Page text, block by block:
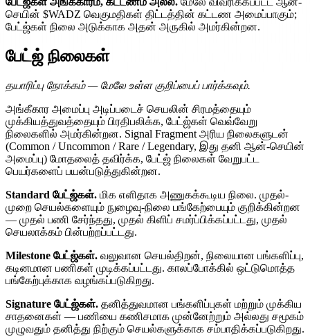
செயின் $WADZ வெகுமதிகள் திட்டத்தின் கட்டண அமைப்பாகும்;
பேட்ஜ்கள் நிலை அடுக்காக அதன் அருகில் அமர்கின்றன.
பேட்ஜ் நிலைகள்
தயாரிப்பு நோக்கம் — மேலே உள்ள குறிப்பைப் பார்க்கவும்.
அங்கீகார அமைப்பு அடிப்படைச் செயலின் சிரமத்தையும்
முக்கியத்துவத்தையும் பிரதிபலிக்க, பேட்ஜ்கள் வெவ்வேறு
நிலைகளில் அமர்கின்றன. Signal Fragment அரிய நிலைகளுடன்
(Common / Uncommon / Rare / Legendary, இது தனி ஆன்-செயின்
அமைப்பு) மோதலைத் தவிர்க்க, பேட்ஜ் நிலைகள் வேறுபட்ட
பெயர்களைப் பயன்படுத்துகின்றன.
Standard பேட்ஜ்கள். மிக எளிதாக அணுகக்கூடிய நிலை. முதல்-
முறை செயல்களையும் நுழைவு-நிலை பங்கேற்பையும் குறிக்கின்றன
— முதல் பணி சேர்ந்தது, முதல் கிளிப் சமர்ப்பிக்கப்பட்டது, முதல்
செயலாக்கம் பின்பற்றப்பட்டது.
Milestone பேட்ஜ்கள். வலுவான செயல்திறன், நிலையான பங்களிப்பு,
கடினமான பணிகள் முடிக்கப்பட்டது. காலப்போக்கில் ஒட்டுமொத்த
பங்கேற்புக்காக வழங்கப்படுகிறது.
Signature பேட்ஜ்கள். தனித்துவமான பங்களிப்புகள் மற்றும் முக்கிய
சாதனைகள் — பணியை கணிசமாக முன்னேற்றும் அல்லது சமூகம்
முழுவதும் தனித்து நிற்கும் செயல்களுக்காக சம்பாதிக்கப்படுகிறது.